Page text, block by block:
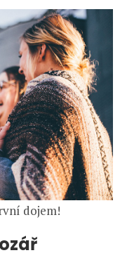
dojem!